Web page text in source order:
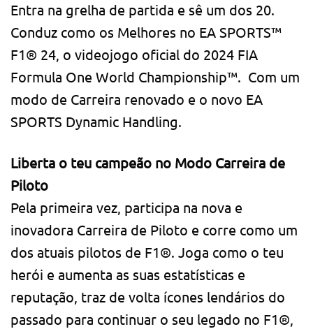
Entra na grelha de partida e sê um dos 20.
Conduz como os Melhores no EA SPORTS™
F1® 24, o videojogo oficial do 2024 FIA
Formula One World Championship™. Com um
modo de Carreira renovado e o novo EA
SPORTS Dynamic Handling.
Liberta o teu campeão no Modo Carreira de
Piloto
Pela primeira vez, participa na nova e
inovadora Carreira de Piloto e corre como um
dos atuais pilotos de F1®. Joga como o teu
herói e aumenta as suas estatísticas e
reputação, traz de volta ícones lendários do
passado para continuar o seu legado no F1®,